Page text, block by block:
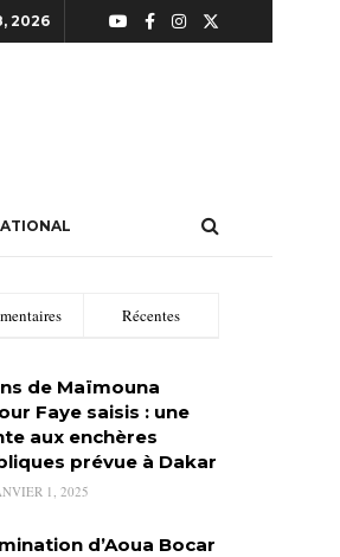
2026
Récentes
de Maïmouna
Faye saisis : une
aux enchères
prévue à Dakar
1, 2025
d’Aoua Bocar